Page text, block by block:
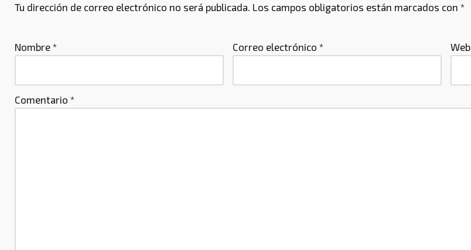
Tu dirección de correo electrónico no será publicada. Los campos obligatorios están marcados con *
Nombre * Correo electrónico * Web
Comentario *